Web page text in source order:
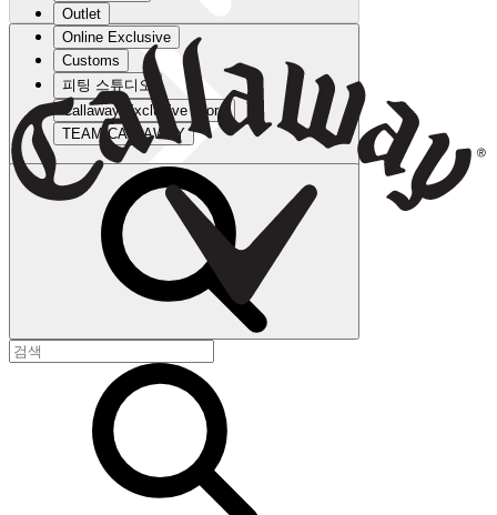
Outlet
Online Exclusive
Customs
피팅 스튜디오
Callaway Exclusive Store
TEAM CALLAWAY